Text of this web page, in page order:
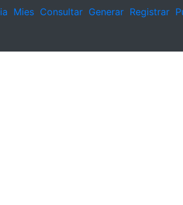
Mies Consultar Generar Registrar